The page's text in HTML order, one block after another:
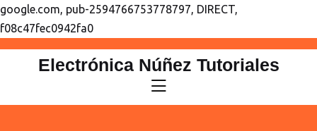
google.com, pub-2594766753778797, DIRECT,
f08c47fec0942fa0
saltar
Electrónica Núñez Tutoriales